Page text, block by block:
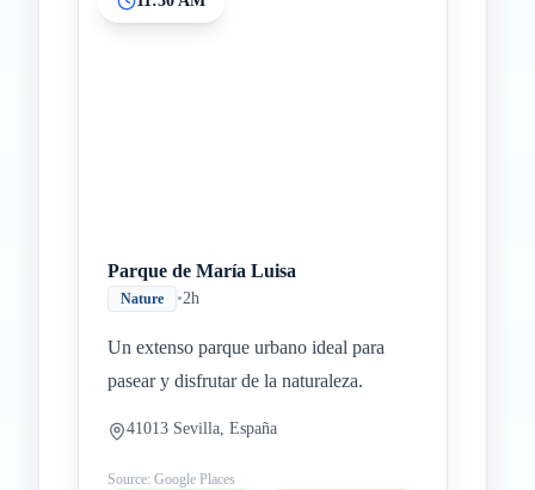
Parque de María Luisa
Nature •2h
Un extenso parque urbano ideal para
pasear y disfrutar de la naturaleza.
41013 Sevilla, España
Source: Google Places